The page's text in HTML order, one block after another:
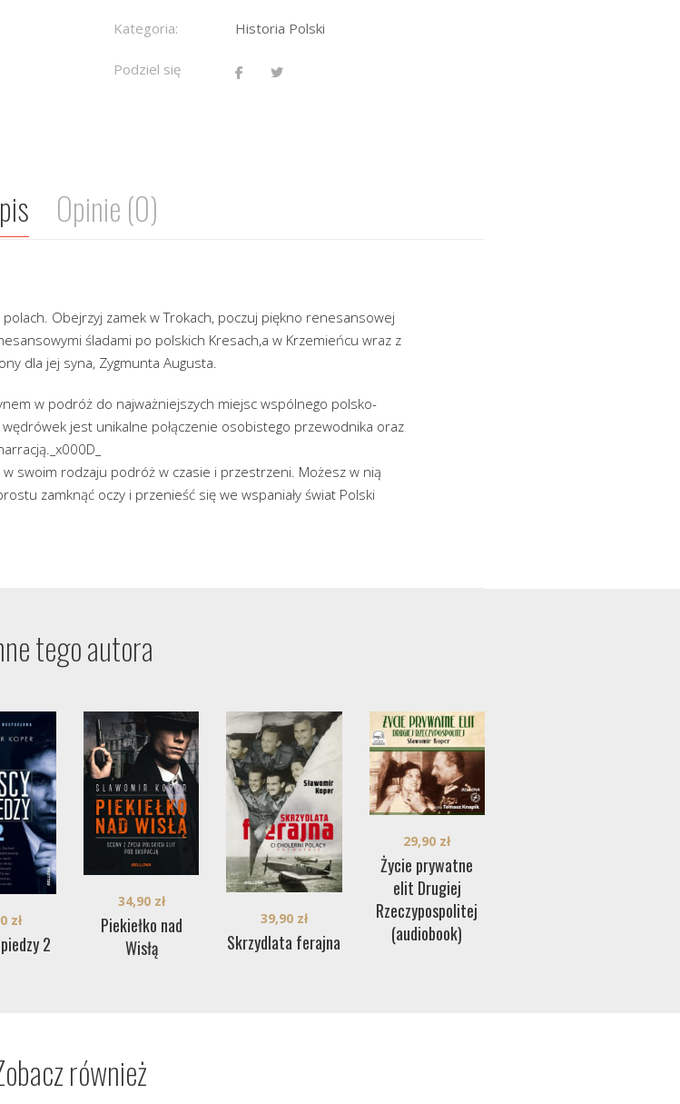
Kategoria: Historia Polski
Podziel się
Opinie (0)
Obejrzyj zamek w Trokach, poczuj piękno renesansowej
śladami po polskich Kresach,a w Krzemieńcu wraz z
dla jej syna, Zygmunta Augusta.
w podróż do najważniejszych miejsc wspólnego polsko-
jest unikalne połączenie osobistego przewodnika oraz
swoim rodzaju podróż w czasie i przestrzeni. Możesz w nią
zamknąć oczy i przenieść się we wspaniały świat Polski
tego autora
2
zł
Piekiełko nad
Wisłą
34,90 zł
Skrzydlata ferajna
39,90 zł
Życie prywatne
elit Drugiej
Rzeczypospolitej
(audiobook)
29,90 zł
również